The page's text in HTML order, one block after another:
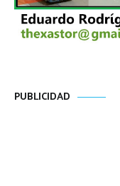
PUBLICIDAD